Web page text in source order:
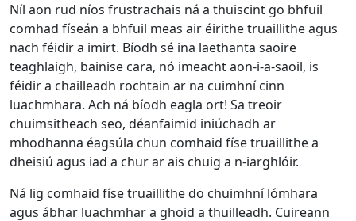
Níl aon rud níos frustrachais ná a thuiscint go bhfuil
comhad físeán a bhfuil meas air éirithe truaillithe agus
nach féidir a imirt. Bíodh sé ina laethanta saoire
teaghlaigh, bainise cara, nó imeacht aon-i-a-saoil, is
féidir a chailleadh rochtain ar na cuimhní cinn
luachmhara. Ach ná bíodh eagla ort! Sa treoir
chuimsitheach seo, déanfaimid iniúchadh ar
mhodhanna éagsúla chun comhaid físe truaillithe a
dheisiú agus iad a chur ar ais chuig a n-iarghlóir.
Ná lig comhaid físe truaillithe do chuimhní lómhara
agus ábhar luachmhar a ghoid a thuilleadh. Cuireann